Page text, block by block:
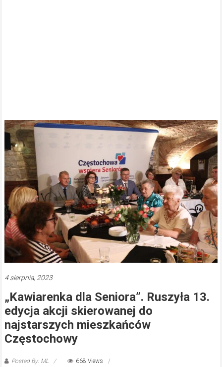
4 sierpnia, 2023
„Kawiarenka dla Seniora”. Ruszyła 13.
edycja akcji skierowanej do
najstarszych mieszkańców
Częstochowy
Posted By: ML
668 Views